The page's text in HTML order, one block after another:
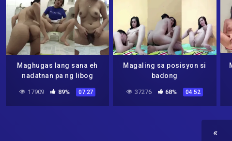
Maghugas lang sana eh
nadatnan pa ng libog
17909 89% 07:27
Magaling sa posisyon si
badong
37276 68% 04:52
«